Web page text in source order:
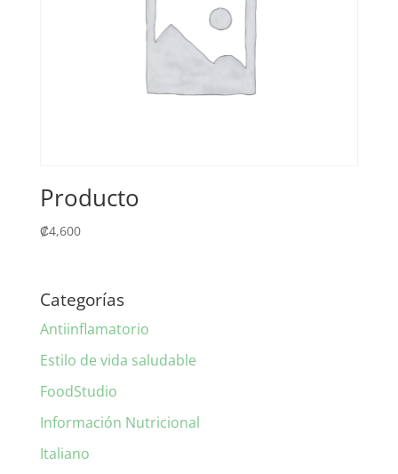
Producto
₡4,600
Categorías
Antiinflamatorio
Estilo de vida saludable
FoodStudio
Información Nutricional
Italiano